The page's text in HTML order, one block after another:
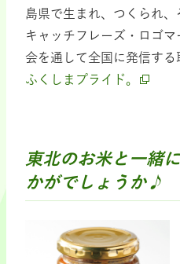
島県で生まれ、つくられ
キャッチフレーズ・ロゴ
会を通して全国に発信する
ふくしまプライド。
東北のお米と一緒
かがでしょうか♪